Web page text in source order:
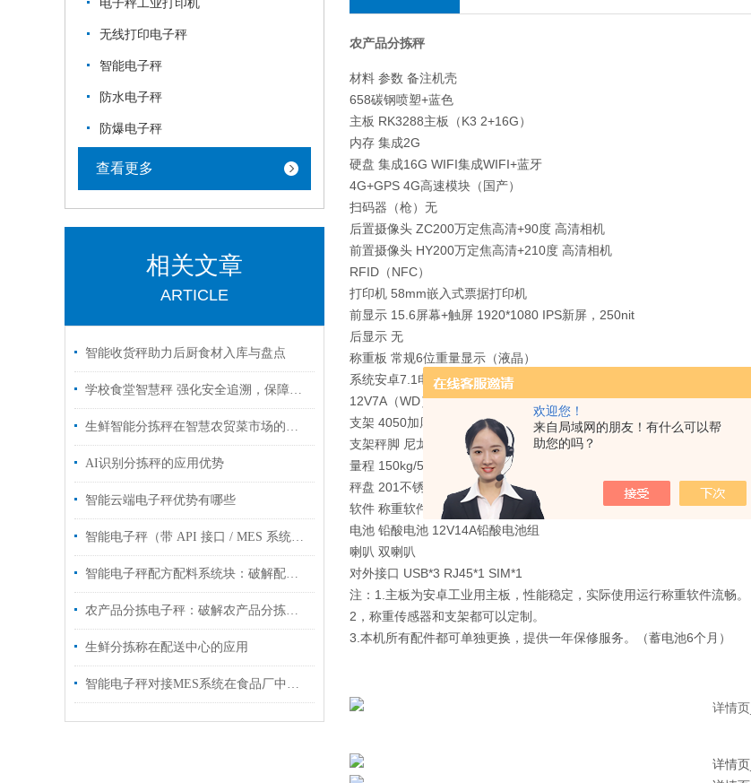
欢迎您！
来自局域网的朋友！有什么可以帮
助您的吗？
电子秤工业打印机
无线打印电子秤
智能电子秤
防水电子秤
防爆电子秤
查看更多
相关文章
ARTICLE
智能收货秤助力后厨食材入库与盘点
学校食堂智慧秤 强化安全追溯，保障饮食安全
生鲜智能分拣秤在智慧农贸菜市场的应用
AI识别分拣秤的应用优势
智能云端电子秤优势有哪些
智能电子秤（带 API 接口 / MES 系统对接）工业管控智能化升级
智能电子秤配方配料系统块：破解配方配料痛点，筑牢生产精准防线
农产品分拣电子秤：破解农产品分拣难题
生鲜分拣称在配送中心的应用
智能电子秤对接MES系统在食品厂中的应用
农产品分拣秤
材料 参数 备注机壳
658碳钢喷塑+蓝色
主板 RK3288主板（K3 2+16G）
内存 集成2G
硬盘 集成16G WIFI集成WIFI+蓝牙
4G+GPS 4G高速模块（国产）
扫码器（枪）无
后置摄像头 ZC200万定焦高清+90度 高清相机
前置摄像头 HY200万定焦高清+210度 高清相机
RFID（NFC）
打印机 58mm嵌入式票据打印机
前显示 15.6屏幕+触屏 1920*1080 IPS新屏，250nit
后显示 无
称重板 常规6位重量显示（液晶）
系统安卓7.1电源
12V7A（WD）
支架 4050加厚碳钢支架 可定制
支架秤脚 尼龙轮
量程 150kg/50g可定制
秤盘 201不锈钢40*50cm无，提供SDK可定制
软件 称重软件
电池 铅酸电池 12V14A铅酸电池组
喇叭 双喇叭
对外接口 USB*3 RJ45*1 SIM*1
注：1.主板为安卓工业用主板，性能稳定，实际使用运行称重软件流畅。
2，称重传感器和支架都可以定制。
3.本机所有配件都可单独更换，提供一年保修服务。（蓄电池6个月）